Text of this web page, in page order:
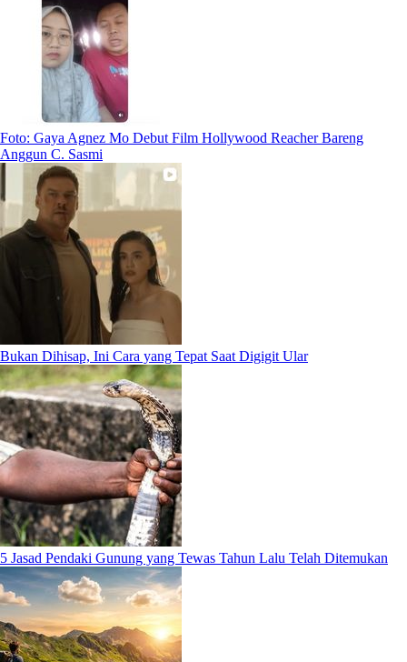
Foto: Gaya Agnez Mo Debut Film Hollywood Reacher Bareng
Anggun C. Sasmi
Bukan Dihisap, Ini Cara yang Tepat Saat Digigit Ular
5 Jasad Pendaki Gunung yang Tewas Tahun Lalu Telah Ditemukan